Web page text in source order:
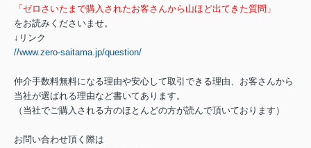
「ゼロさいたまで購入されたお客さんから山ほど出てきた質問」
をお読みくださいませ。
↓リンク
//www.zero-saitama.jp/question/
仲介手数料無料になる理由や安心して取引できる理由、お客さんから
当社が選ばれる理由など書いてあります。
（当社でご購入される方のほとんどの方が読んで頂いております）
お問い合わせ頂く際は